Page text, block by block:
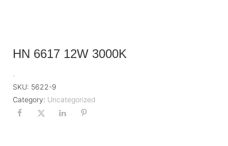
HN 6617 12W 3000K
.
SKU: 5622-9
Category: Uncategorized